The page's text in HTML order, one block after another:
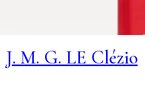
J. M. G. LE Clézio